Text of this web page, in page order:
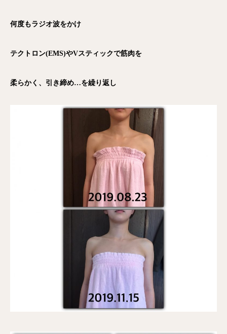
何度もラジオ波をかけ
テクトロン(EMS)やVスティックで筋肉を
柔らかく、引き締め…を繰り返し